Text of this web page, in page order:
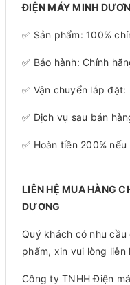
ĐIỆN MÁY MINH
✅ Sản phẩm: 100%
✅ Bảo hành: Chính
✅ Vận chuyển lắp
✅ Dịch vụ sau bán
✅ Hoàn tiền 200%
LIÊN HỆ MUA HÀNG
DƯƠNG
Quý khách có nhu
phẩm, xin vui lòng
Công ty TNHH Điện